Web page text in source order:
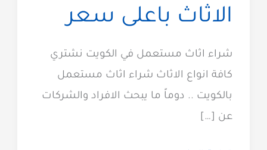
الاثاث باعلى سعر
شراء اثاث مستعمل في الكويت نشتري
كافة انواع الاثاث شراء اثاث مستعمل
بالكويت .. دوماً ما يبحث الافراد والشركات
عن […]